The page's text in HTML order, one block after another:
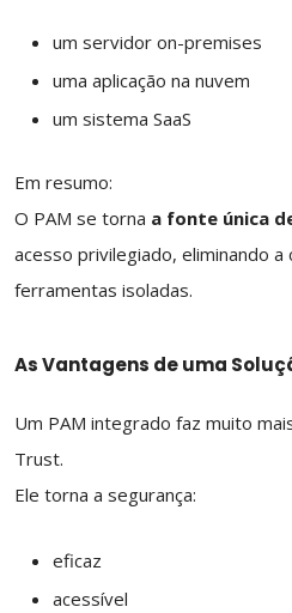
um servidor on-premises
uma aplicação na nuvem
um sistema SaaS
Em resumo:
O PAM se torna a fonte única
acesso privilegiado, eliminando
ferramentas isoladas.
As Vantagens de uma
Um PAM integrado faz muito
Trust.
Ele torna a segurança:
eficaz
acessível